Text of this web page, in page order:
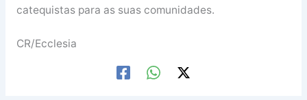
catequistas para as suas comunidades.
CR/Ecclesia